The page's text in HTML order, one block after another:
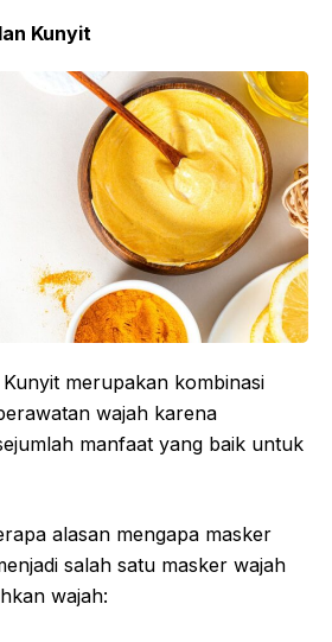
Kunyit
merupakan kombinasi
wajah karena
manfaat yang baik untuk
alasan mengapa masker
salah satu masker wajah
wajah: